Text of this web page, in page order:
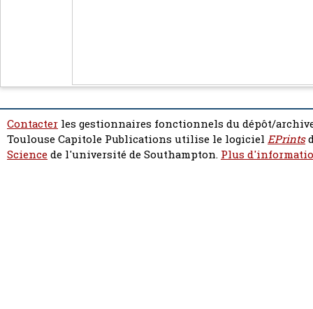
Contacter les gestionnaires fonctionnels du dépôt/
Toulouse Capitole Publications utilise le logiciel EPrints
Sciencede l'université de Southampton. Plus